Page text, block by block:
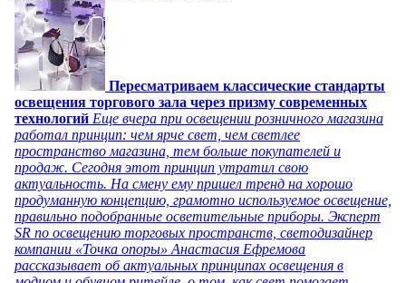
Пересматриваем классические стандарты
освещения торгового зала через призму современных
технологий Еще вчера при освещении розничного магазина
работал принцип: чем ярче свет, чем светлее
пространство магазина, тем больше покупателей и
продаж. Сегодня этот принцип утратил свою
актуальность. На смену ему пришел тренд на хорошо
продуманную концепцию, грамотно используемое освещение,
правильно подобранные осветительные приборы. Эксперт
SR по освещению торговых пространств, светодизайнер
компании «Точка опоры» Анастасия Ефремова
рассказывает об актуальных принципах освещения в